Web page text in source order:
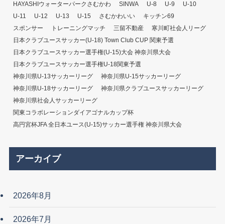
HAYASHIウォーターパークさむかわ SINWA U-8 U-9
U-10
U-11
U-12 U-13 U-15 さむかわいい
キッチン69
スポンサー
トレーニングマッチ 三留不動産
寒川町社会人リーグ
日本クラブユースサッカー(U-18) Town Club CUP 関東予選
日本クラブユースサッカー選手権(U-15)大会 神奈川県大会
日本クラブユースサッカー選手権U-18関東予選
神奈川県U-13サッカーリーグ
神奈川県U-15サッカーリーグ
神奈川県U-18サッカーリーグ
神奈川県クラブユースサッカーリーグ
神奈川県社会人サッカーリーグ
関東コラボレーションダイアゴナルカップ杯
高円宮杯JFA 全日本ユース(U-15)サッカー選手権 神奈川県大会
アーカイブ
2026年8月
2026年7月